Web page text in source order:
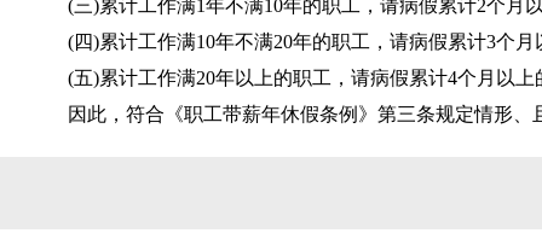
(三)累计工作满1年不满10年的职工，请病假累计2个月
(四)累计工作满10年不满20年的职工，请病假累计3个月
(五)累计工作满20年以上的职工，请病假累计4个月以上
因此，符合《职工带薪年休假条例》第三条规定情形